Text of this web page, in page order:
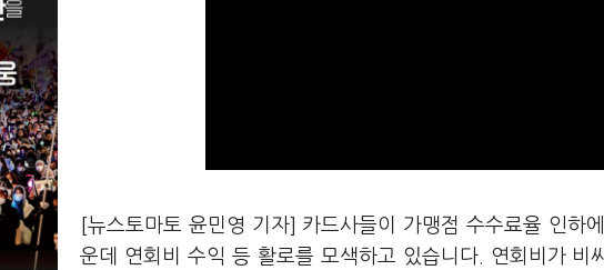
[뉴스토마토 윤민영 기자] 카드사들이 가맹점 수수료율 인하
운데 연회비 수익 등 활로를 모색하고 있습니다. 연회비가 비